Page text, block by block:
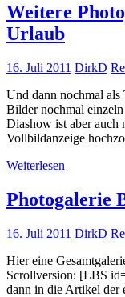
Weitere
Urlaub
16. Juli 2011 DirkD
Und dann nochmal als
Bilder nochmal
Diashow ist aber auch
Vollbildanzeige
Weiterlesen
Photogalerie
16. Juli 2011 DirkD
Hier eine
Scrollversion: [LBS
dann in die Artikel der